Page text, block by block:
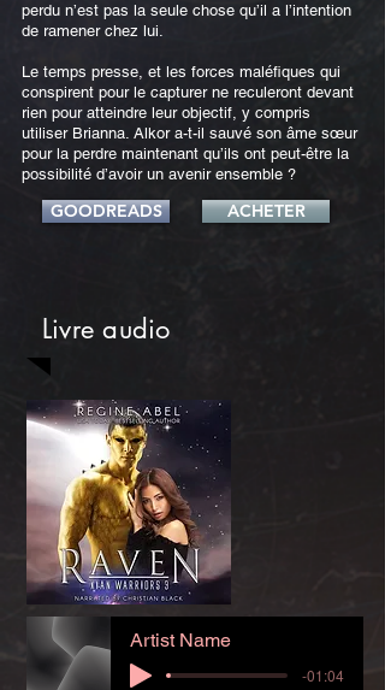
perdu n’est pas la seule chose qu’il a l’intention
de ramener chez lui.
Le temps presse, et les forces maléfiques qui
conspirent pour le capturer ne reculeront devant
rien pour atteindre leur objectif, y compris
utiliser Brianna. Alkor a-t-il sauvé son âme sœur
pour la perdre maintenant qu’ils ont peut-être la
possibilité d’avoir un avenir ensemble ?
GOODREADS ACHETER
Livre audio
Artist Name
-01:04